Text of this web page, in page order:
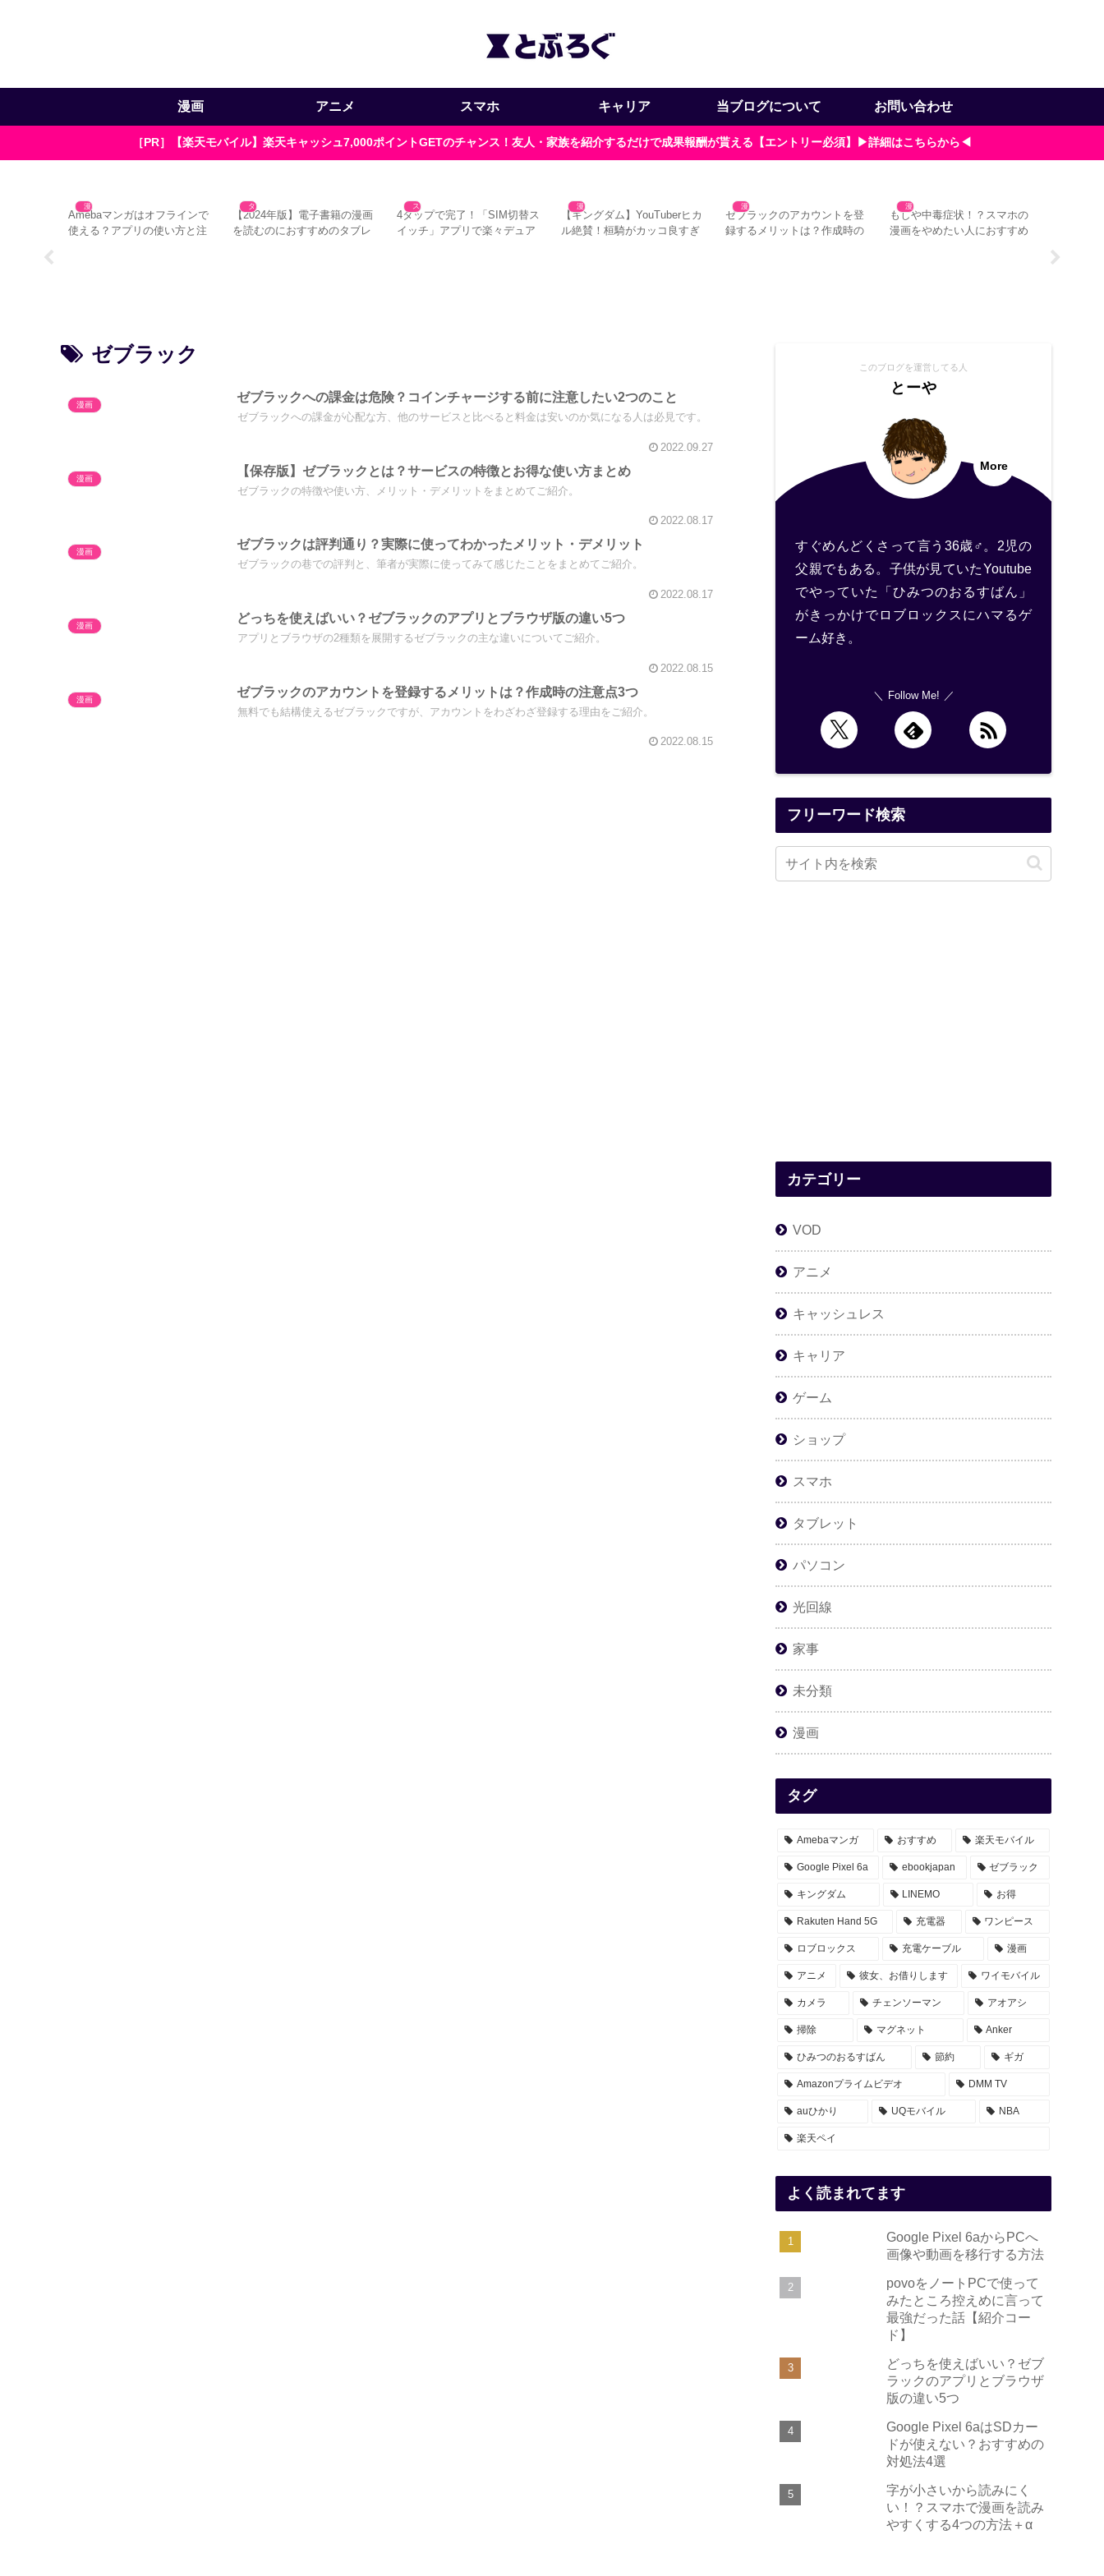
漫画 アニメ スマホ キャリア 当ブログについて お問い合わせ
［PR］【楽天モバイル】楽天キャッシュ7,000ポイントGETのチャンス！友人・家族を紹介するだけで成果報酬が貰える【エントリー必須】▶詳細はこちらから◀
漫画
Amebaマンガはオフラインで
使える？アプリの使い方と注
タブレット
【2024年版】電子書籍の漫画
を読むのにおすすめのタブレ
スマホ
4タップで完了！「SIM切替ス
イッチ」アプリで楽々デュア
漫画
【キングダム】YouTuberヒカ
ル絶賛！桓騎がカッコ良すぎ
漫画
ゼブラックのアカウントを登
録するメリットは？作成時の
漫画
もしや中毒症状！？スマホの
漫画をやめたい人におすすめ
ゼブラック
漫画
ゼブラックへの課金は危険？コインチャージする前に注意したい2つのこと
ゼブラックへの課金が心配な方、他のサービスと比べると料金は安いのか気になる人は必見です。
2022.09.27
漫画
【保存版】ゼブラックとは？サービスの特徴とお得な使い方まとめ
ゼブラックの特徴や使い方、メリット・デメリットをまとめてご紹介。
2022.08.17
漫画
ゼブラックは評判通り？実際に使ってわかったメリット・デメリット
ゼブラックの巷での評判と、筆者が実際に使ってみて感じたことをまとめてご紹介。
2022.08.17
漫画
どっちを使えばいい？ゼブラックのアプリとブラウザ版の違い5つ
アプリとブラウザの2種類を展開するゼブラックの主な違いについてご紹介。
2022.08.15
漫画
ゼブラックのアカウントを登録するメリットは？作成時の注意点3つ
無料でも結構使えるゼブラックですが、アカウントをわざわざ登録する理由をご紹介。
2022.08.15
このブログを運営してる人
とーや
More
すぐめんどくさって言う36歳♂。2児の
父親でもある。子供が見ていたYoutube
でやっていた「ひみつのおるすばん」
がきっかけでロブロックスにハマるゲ
ーム好き。
Follow Me!
フリーワード検索
カテゴリー
VOD
アニメ
キャッシュレス
キャリア
ゲーム
ショップ
スマホ
タブレット
パソコン
光回線
家事
未分類
漫画
タグ
Amebaマンガ おすすめ 楽天モバイル
Google Pixel 6a ebookjapan ゼブラック
キングダム LINEMO お得
Rakuten Hand 5G 充電器 ワンピース
ロブロックス 充電ケーブル 漫画
アニメ 彼女、お借りします ワイモバイル
カメラ チェンソーマン アオアシ
掃除 マグネット Anker
ひみつのおるすばん 節約 ギガ
Amazonプライムビデオ DMM TV
auひかり UQモバイル NBA
楽天ペイ
よく読まれてます
Google Pixel 6aからPCへ
画像や動画を移行する方法
povoをノートPCで使って
みたところ控えめに言って
最強だった話【紹介コー
ド】
どっちを使えばいい？ゼブ
ラックのアプリとブラウザ
版の違い5つ
Google Pixel 6aはSDカー
ドが使えない？おすすめの
対処法4選
字が小さいから読みにく
い！？スマホで漫画を読み
やすくする4つの方法＋α